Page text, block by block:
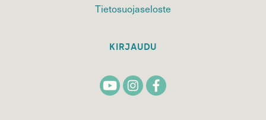
Tietosuojaseloste
KIRJAUDU